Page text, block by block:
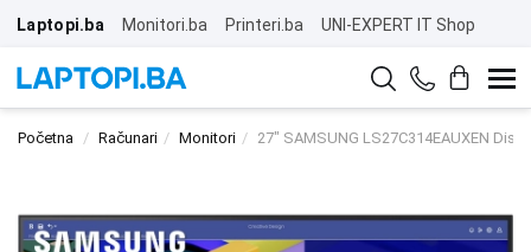
Laptopi.ba Monitori.ba Printeri.ba UNI-EXPERT IT Shop
Početna Računari Monitori 27" SAMSUNG LS27C314EAUXEN